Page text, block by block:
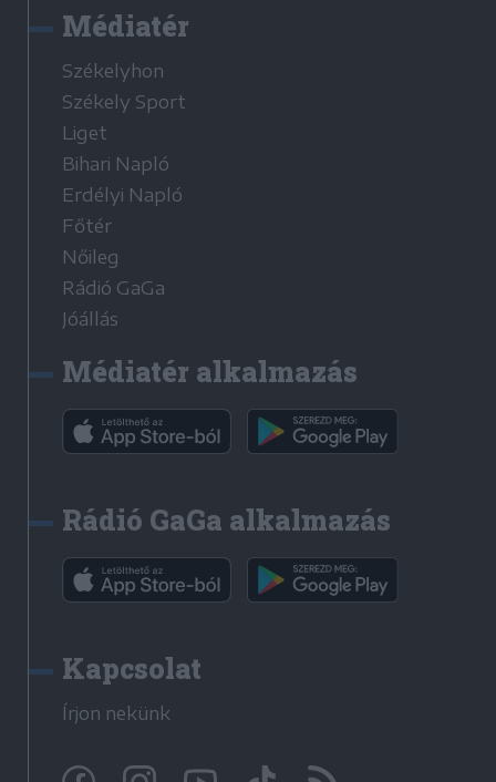
Médiatér
Székelyhon
Székely Sport
Liget
Bihari Napló
Erdélyi Napló
Főtér
Nőileg
Rádió GaGa
Jóállás
Médiatér alkalmazás
Rádió GaGa alkalmazás
Kapcsolat
Írjon nekünk